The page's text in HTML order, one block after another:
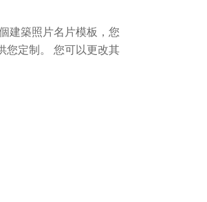
建築照片名片模板，您
您定制。 您可以更改其